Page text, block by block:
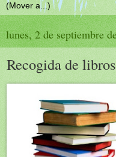
lunes, 2 de septiembre
Recogida de libros